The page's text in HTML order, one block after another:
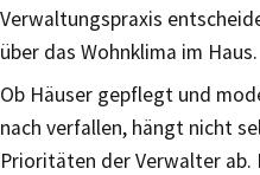
Verwaltungspraxis
über das Wohnklima im Haus.
Ob Häuser gepflegt und
nach verfallen, hängt nicht
Prioritäten der Verwalter ab.